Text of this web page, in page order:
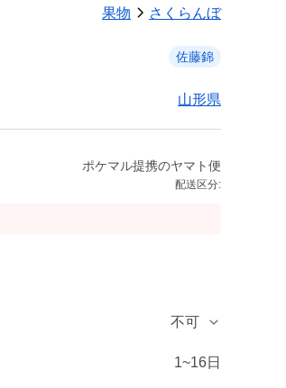
果物 さくらんぼ
佐藤錦
山形県
ポケマル提携のヤマト便
配送区分:
不可
1~16日